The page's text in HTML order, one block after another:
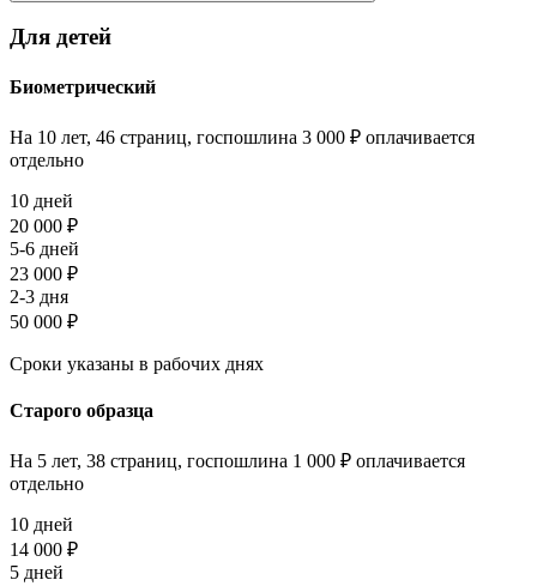
Для детей
Биометрический
На 10 лет, 46 страниц, госпошлина 3 000 ₽ оплачивается
отдельно
10 дней
20 000 ₽
5-6 дней
23 000 ₽
2-3 дня
50 000 ₽
Сроки указаны в рабочих днях
Старого образца
На 5 лет, 38 страниц, госпошлина 1 000 ₽ оплачивается
отдельно
10 дней
14 000 ₽
5 дней